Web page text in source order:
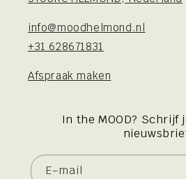
info@moodhelmond.nl
+31 628671831
Afspraak maken
In the MOOD? Schrijf
E‑mail